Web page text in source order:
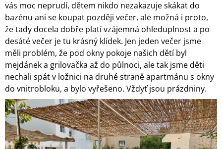
vás moc neprudí, dětem nikdo nezakazuje skákat do
bazénu ani se koupat později večer, ale možná i proto,
že tady docela dobře platí vzájemná ohleduplnost a po
desáté večer je tu krásný klídek. Jen jeden večer jsme
měli problém, že pod okny pokoje našich dětí byl
mejdánek a grilovačka až do půlnoci, ale tak jsme děti
nechali spát v ložnici na druhé straně apartmánu s okny
do vnitrobloku, a bylo vyřešeno. Vždyť jsou prázdniny.